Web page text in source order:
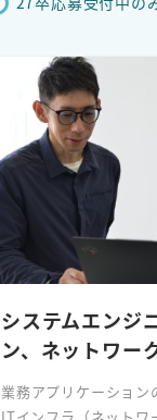
システムエンジ
ン、ネットワー
業務アプリケーション
ITインフラ（ネットワ